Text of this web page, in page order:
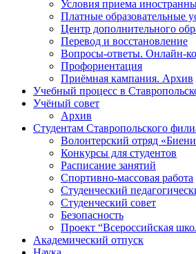
Условия приема
Платные образовательные
Центр дополнительного
Перевод и восстановление
Вопросы-ответы. Онлайн-
Профориентация
Приёмная кампания. Архив
Учебный процесс в
Учёный совет
Архив
Студентам Ставропольского
Волонтерский отряд
Конкурсы для студентов
Расписание занятий
Спортивно-массовая работа
Студенческий
Студенческий совет
Безопасность
Проект “Всероссийская
Академический отпуск